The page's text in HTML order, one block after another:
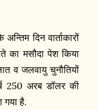
दिन वार्ताकारों
का मसौदा पेश किया
व जलवायु चुनौतियों
250 अरब डॉलर की
गया है.